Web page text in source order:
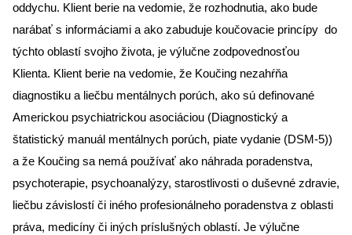
oddychu. Klient berie na vedomie, že rozhodnutia, ako bude
narábať s informáciami a ako zabuduje koučovacie princípy do
týchto oblastí svojho života, je výlučne zodpovednosťou
Klienta. Klient berie na vedomie, že Koučing nezahŕňa
diagnostiku a liečbu mentálnych porúch, ako sú definované
Americkou psychiatrickou asociáciou (Diagnostický a
štatistický manuál mentálnych porúch, piate vydanie (DSM-5))
a že Koučing sa nemá používať ako náhrada poradenstva,
psychoterapie, psychoanalýzy, starostlivosti o duševné zdravie,
liečbu závislostí či iného profesionálneho poradenstva z oblasti
práva, medicíny či iných príslušných oblastí. Je výlučne